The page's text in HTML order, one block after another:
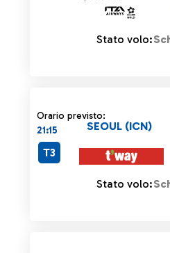
Stato volo:
Orario previsto:
21:15
SEOUL (ICN)
T3
Stato volo: